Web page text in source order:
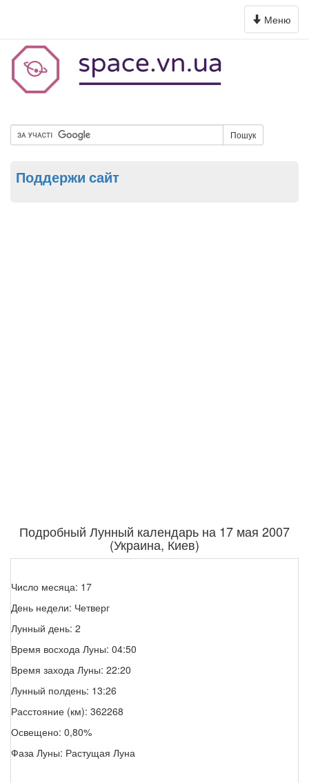
Toggle
navigation
Меню
Пошук
Поддержи сайт
Подробный Лунный календарь на 17 мая 2007
(Украина, Киев)
Число месяца: 17
День недели: Четверг
Лунный день: 2
Время восхода Луны: 04:50
Время захода Луны: 22:20
Лунный полдень: 13:26
Расстояние (км): 362268
Освещено: 0,80%
Фаза Луны: Растущая Луна